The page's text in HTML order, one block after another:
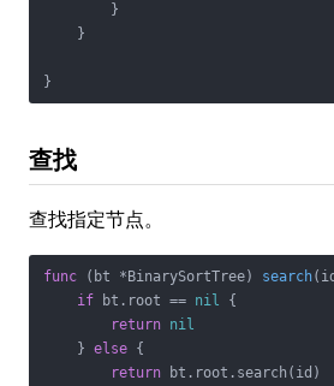
        }
    }
}
查找
查找指定节点。
func (bt *BinarySortTree) search
if bt.root == nil {
return nil
    }
else {
return bt.root.search(id)